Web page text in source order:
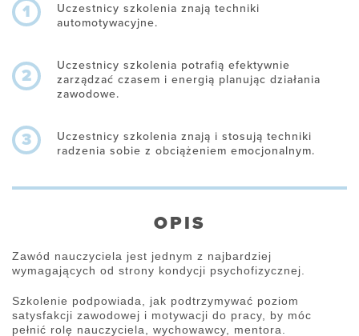
1
Uczestnicy szkolenia znają techniki
automotywacyjne.
2
Uczestnicy szkolenia potrafią efektywnie
zarządzać czasem i energią planując działania
zawodowe.
3
Uczestnicy szkolenia znają i stosują techniki
radzenia sobie z obciążeniem emocjonalnym.
OPIS
Zawód nauczyciela jest jednym z najbardziej
wymagających od strony kondycji psychofizycznej.
Szkolenie podpowiada, jak podtrzymywać poziom
satysfakcji zawodowej i motywacji do pracy, by móc
pełnić rolę nauczyciela, wychowawcy, mentora.